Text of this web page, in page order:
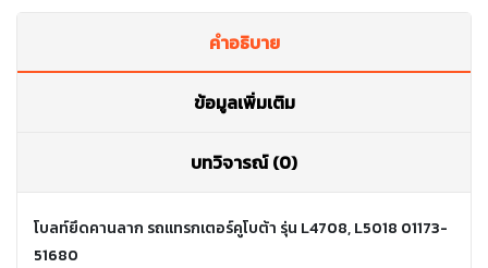
คำอธิบาย
ข้อมูลเพิ่มเติม
บทวิจารณ์ (0)
โบลท์ยึดคานลาก รถแทรกเตอร์คูโบต้า รุ่น L4708, L5018 01173-
51680